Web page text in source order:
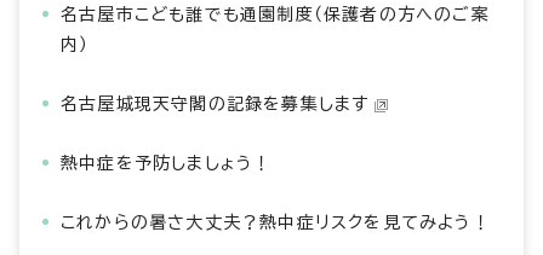
名古屋市こども誰でも通園制度（保護者の方へのご案
内）
名古屋城現天守閣の記録を募集します
熱中症を予防しましょう！
これからの暑さ大丈夫？熱中症リスクを見てみよう！